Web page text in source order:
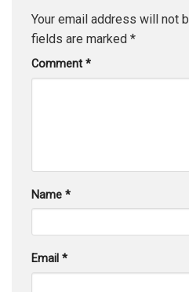
Your email address will not
fields are marked *
Comment *
Name *
Email *